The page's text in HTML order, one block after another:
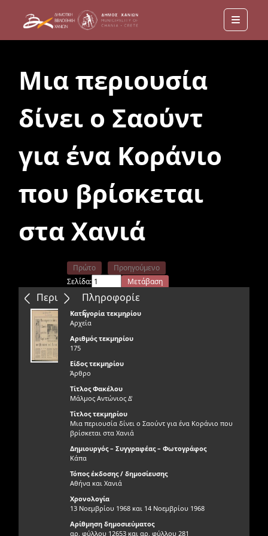
Menu
Μια περιουσία
δίνει ο Σαούντ
για ένα Κοράνιο
που βρίσκεται
στα Χανιά
Περιεχόμενα
Πρώτο
Προηγούμενο
Σελίδα:
Μετάβαση
Επόμενο
Τελευταίο
Πληροφορίε
ς
Κατηγορία τεκμηρίου
Αρχεία
Αριθμός τεκμηρίου
175
Είδος τεκμηρίου
Άρθρο
Τίτλος Φακέλου
Μάλμος Αντώνιος Δ'
Τίτλος τεκμηρίου
Μια περιουσία δίνει ο Σαούντ για ένα Κοράνιο που
βρίσκεται στα Χανιά
Δημιουργός – Συγγραφέας – Φωτογράφος
Κάπα
Τόπος έκδοσης / δημοσίευσης
Αθήνα και Χανιά
Χρονολογία
13 Νοεμβρίου 1968 και 14 Νοεμβρίου 1968
Αρίθμηση δημοσιεύματος
αρ. φύλλου 12653 και αρ. φύλλου 281